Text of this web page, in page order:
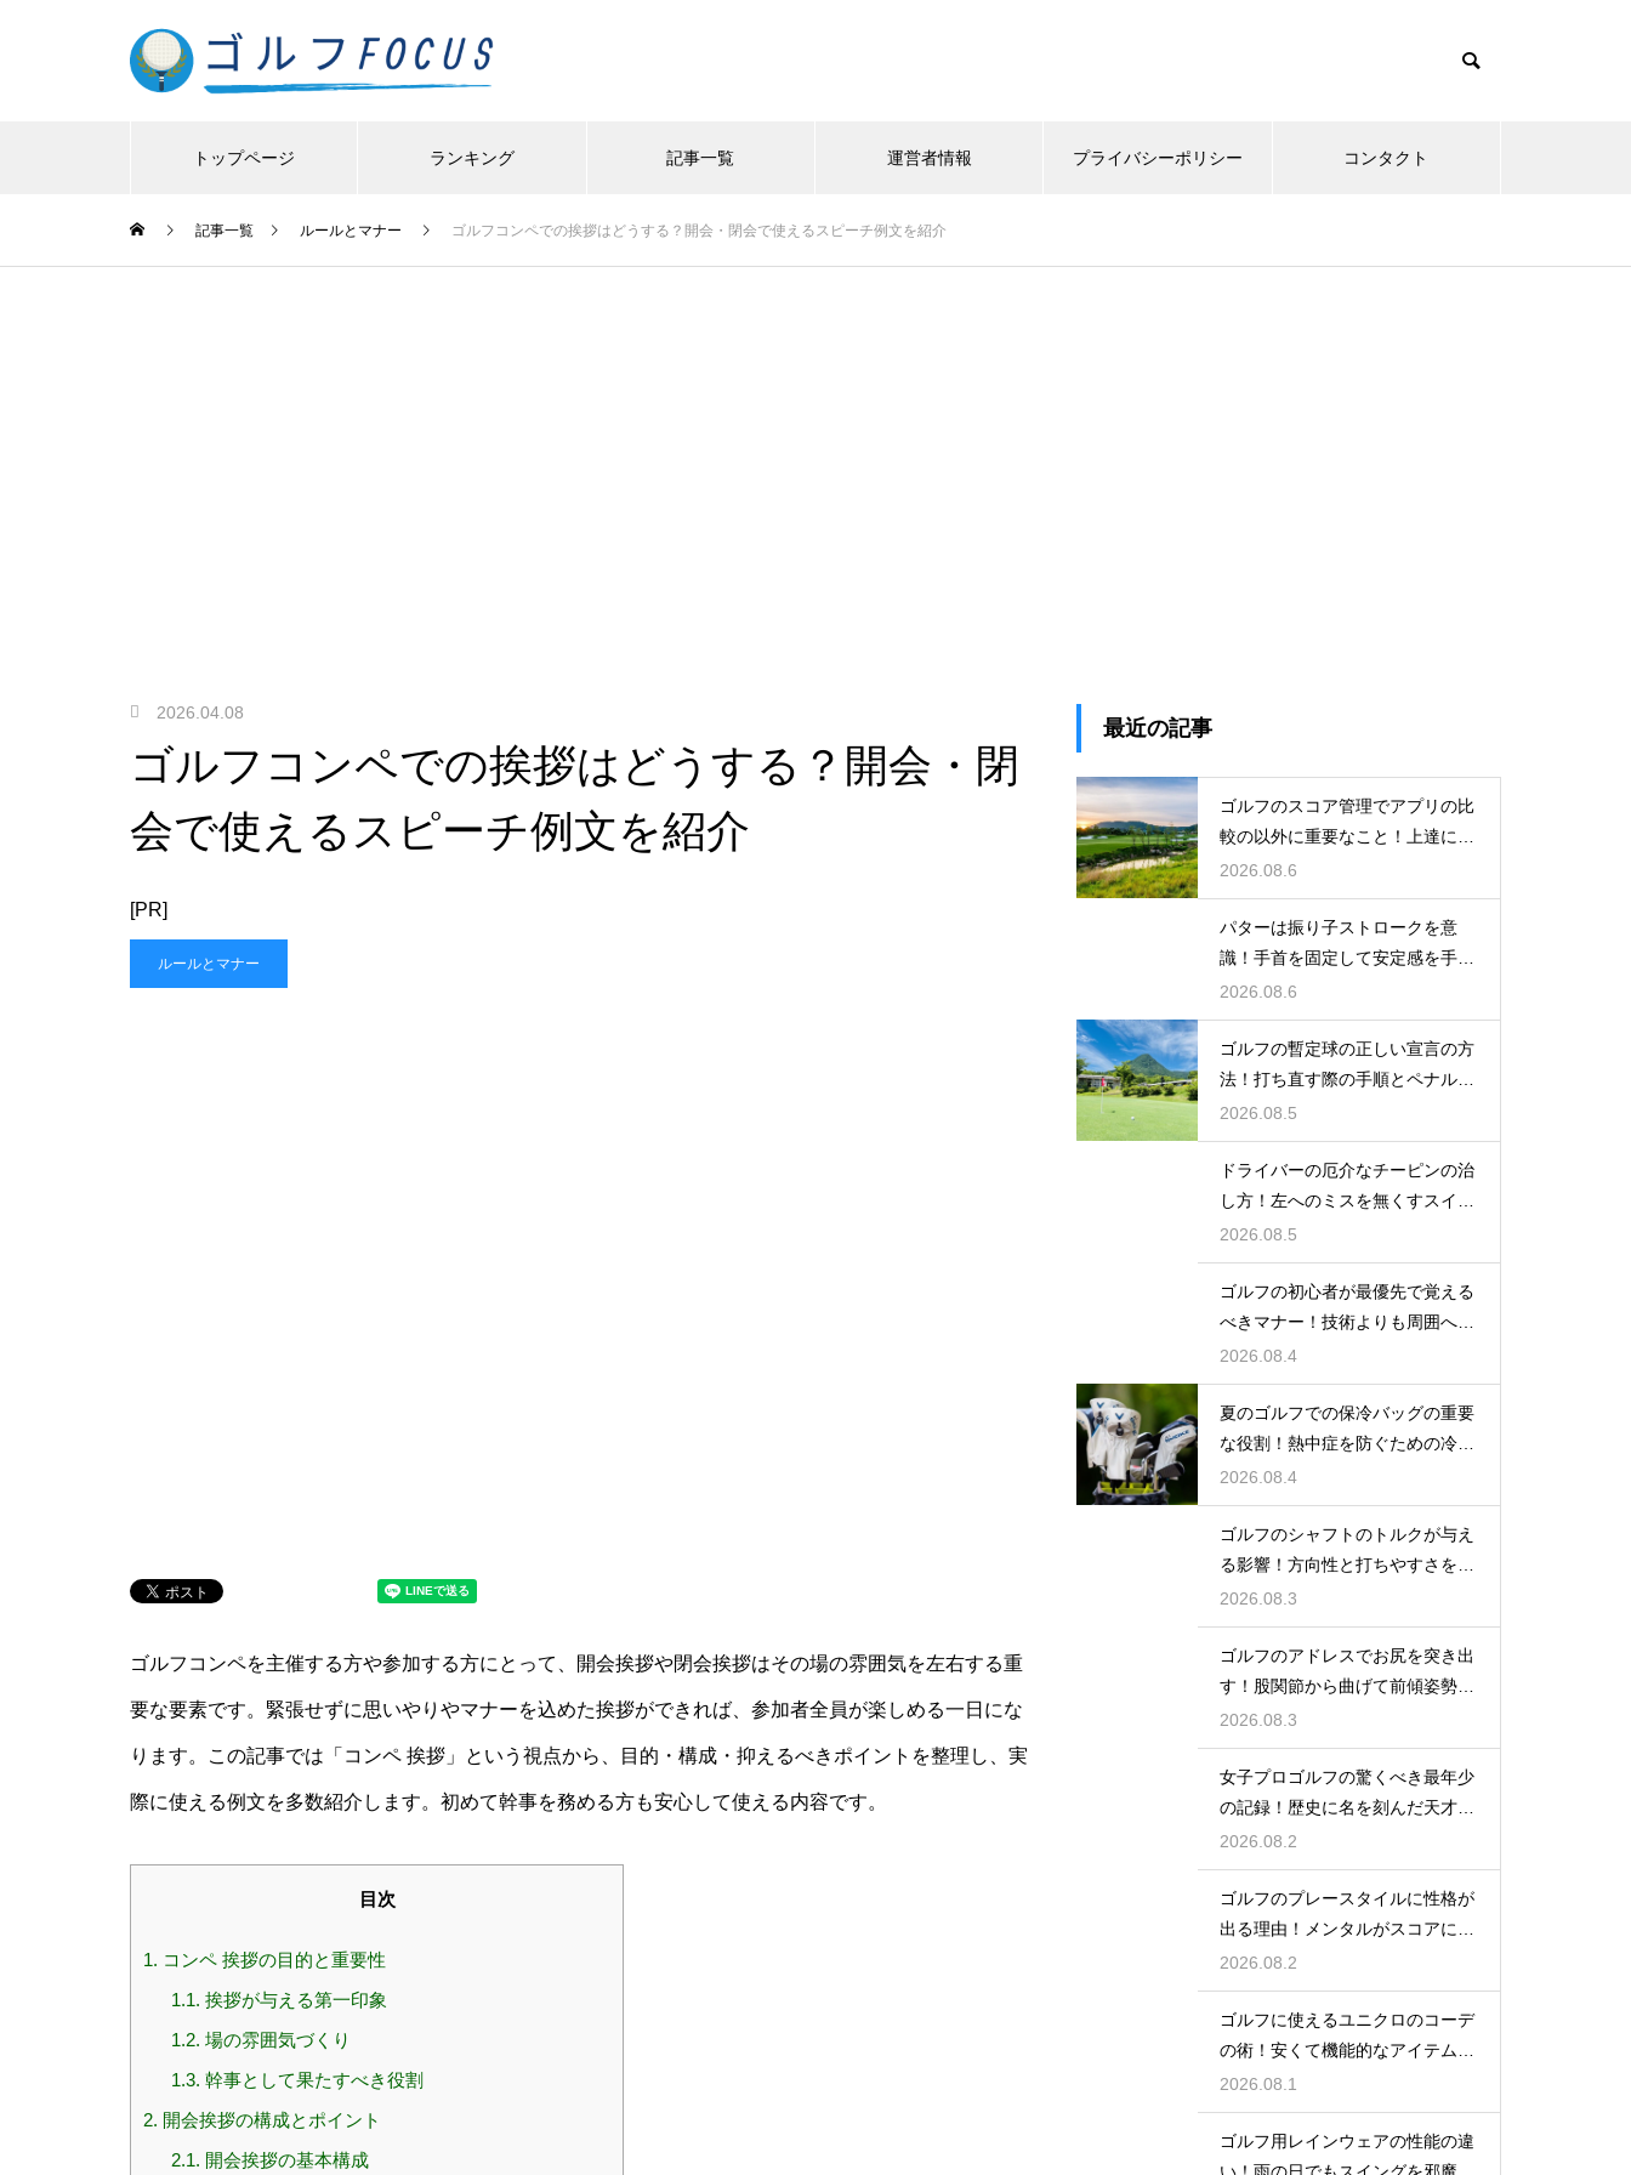
トップページ ランキング 記事一覧 運営者情報 プライバシーポリシー コンタクト
記事一覧 ルールとマナー ゴルフコンペでの挨拶はどうする？開会・閉会で使えるスピーチ例文を紹介
2026.04.08
ゴルフコンペでの挨拶はどうする？開会・閉
会で使えるスピーチ例文を紹介
[PR]
ルールとマナー
ゴルフコンペを主催する方や参加する方にとって、開会挨拶や閉会挨拶はその場の雰囲気を左右する重
要な要素です。緊張せずに思いやりやマナーを込めた挨拶ができれば、参加者全員が楽しめる一日にな
ります。この記事では「コンペ 挨拶」という視点から、目的・構成・抑えるべきポイントを整理し、実
際に使える例文を多数紹介します。初めて幹事を務める方も安心して使える内容です。
目次
1. コンペ 挨拶の目的と重要性
1.1. 挨拶が与える第一印象
1.2. 場の雰囲気づくり
1.3. 幹事として果たすべき役割
2. 開会挨拶の構成とポイント
2.1. 開会挨拶の基本構成
最近の記事
ゴルフのスコア管理でアプリの比
較の以外に重要なこと！上達に繋
がる記録術
2026.08.6
パターは振り子ストロークを意
識！手首を固定して安定感を手に
入れる
2026.08.6
ゴルフの暫定球の正しい宣言の方
法！打ち直す際の手順とペナルテ
ィの扱い
2026.08.5
ドライバーの厄介なチーピンの治
し方！左へのミスを無くすスイン
グ改善
2026.08.5
ゴルフの初心者が最優先で覚える
べきマナー！技術よりも周囲への
配慮
2026.08.4
夏のゴルフでの保冷バッグの重要
な役割！熱中症を防ぐための冷た
い飲み物
2026.08.4
ゴルフのシャフトのトルクが与え
る影響！方向性と打ちやすさを決
める鍵
2026.08.3
ゴルフのアドレスでお尻を突き出
す！股関節から曲げて前傾姿勢を
確実に保つ
2026.08.3
女子プロゴルフの驚くべき最年少
の記録！歴史に名を刻んだ天才少
女の軌跡
2026.08.2
ゴルフのプレースタイルに性格が
出る理由！メンタルがスコアに直
結するから
2026.08.2
ゴルフに使えるユニクロのコーデ
の術！安くて機能的なアイテムで
おしゃれに
2026.08.1
ゴルフ用レインウェアの性能の違